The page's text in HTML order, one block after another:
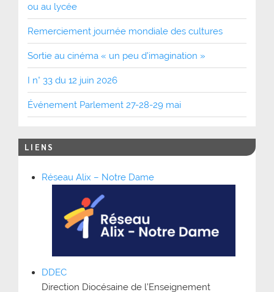
ou au lycée
Remerciement journée mondiale des cultures
Sortie au cinéma « un peu d’imagination »
I n° 33 du 12 juin 2026
Événement Parlement 27-28-29 mai
LIENS
Réseau Alix – Notre Dame
DDEC
Direction Diocésaine de l’Enseignement